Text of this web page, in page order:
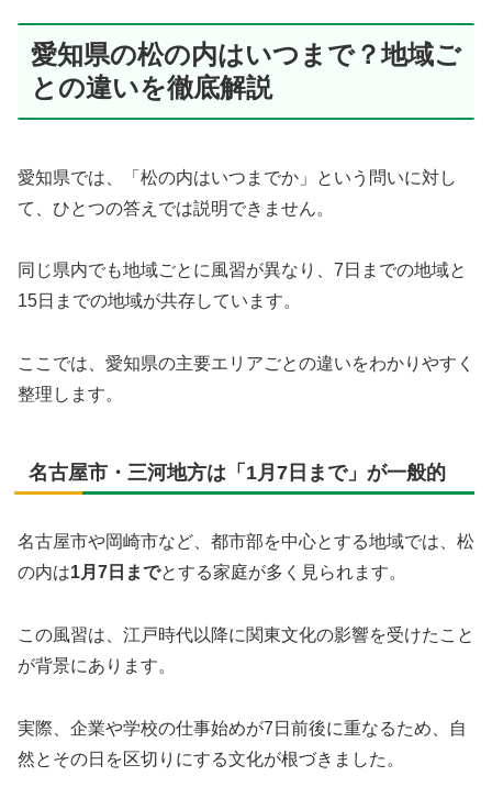
愛知県の松の内はいつまで？地域ご
との違いを徹底解説
愛知県では、「松の内はいつまでか」という問いに対し
て、ひとつの答えでは説明できません。
同じ県内でも地域ごとに風習が異なり、7日までの地域と
15日までの地域が共存しています。
ここでは、愛知県の主要エリアごとの違いをわかりやすく
整理します。
名古屋市・三河地方は「1月7日まで」が一般的
名古屋市や岡崎市など、都市部を中心とする地域では、松
の内は1月7日までとする家庭が多く見られます。
この風習は、江戸時代以降に関東文化の影響を受けたこと
が背景にあります。
実際、企業や学校の仕事始めが7日前後に重なるため、自
然とその日を区切りにする文化が根づきました。